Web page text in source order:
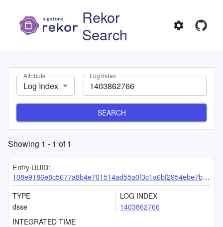
Rekor
Search
Attribute
Log Index
Log Index
SEARCH
Showing 1 - 1 of1
Entry UUID:
108e9186e8c5677a8b4e701514ad55a0f3c1a6bf2954ebe7bd681cd2d08c160e5f522de24bee0e12
TYPE
dsse
LOG INDEX
1403862766
INTEGRATED TIME